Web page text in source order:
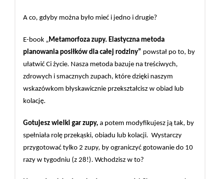
A co, gdyby można było mieć i jedno i drugie?
E-book „Metamorfoza zupy. Elastyczna metoda
planowania posiłków dla całej rodziny” powstał po to, by
ułatwić Ci życie. Nasza metoda bazuje na treściwych,
zdrowych i smacznych zupach, które dzięki naszym
wskazówkom błyskawicznie przekształcisz w obiad lub
kolację.
Gotujesz wielki gar zupy, a potem modyfikujesz ją tak, by
spełniała rolę przekąski, obiadu lub kolacji.  Wystarczy
przygotować tylko 2 zupy, by ograniczyć gotowanie do 10
razy w tygodniu (z 28!). Wchodzisz w to?